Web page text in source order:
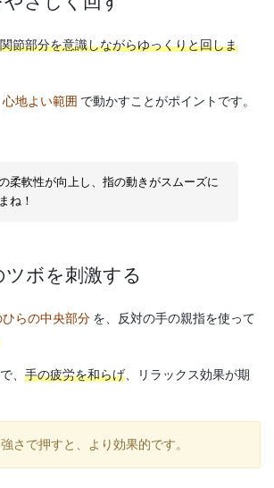
関節部分を意識しながらゆっくりと回しま
心地よい範囲 で動かすことがポイントです。
柔軟性が向上し、指の動きがスムーズに
ね！
ボを刺激する
らの中央部分 を、反対の手の親指を使って
、 手の疲労を和らげ 、リラックス効果が期
さで押すと、より効果的です。